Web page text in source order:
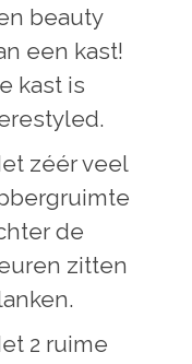
beauty
een kast!
kast is
zéér veel
de
zitten
2 ruime